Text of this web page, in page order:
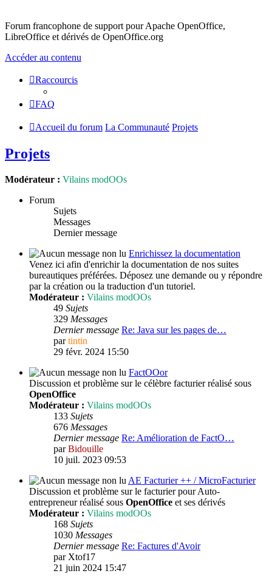
Forum francophone de support pour Apache OpenOffice,
LibreOffice et dérivés de OpenOffice.org
Accéder au contenu
Raccourcis
FAQ
Accueil du forum La Communauté Projets
Projets
Modérateur : Vilains modOOs
Forum
Sujets
Messages
Dernier message
Enrichissez la documentation
Venez ici afin d'enrichir la documentation de nos suites
bureautiques préférées. Déposez une demande ou y répondre
par la création ou la traduction d'un tutoriel.
Modérateur : Vilains modOOs
49 Sujets
329 Messages
Dernier message Re: Java sur les pages de…
partintin
29 févr. 2024 15:50
FactOOor
Discussion et problème sur le célèbre facturier réalisé sous
OpenOffice
Modérateur : Vilains modOOs
133 Sujets
676 Messages
Dernier message Re: Amélioration de FactO…
parBidouille
10 juil. 2023 09:53
AE Facturier ++ / MicroFacturier
Discussion et problème sur le facturier pour Auto-
entrepreneur réalisé sous OpenOffice et ses dérivés
Modérateur : Vilains modOOs
168 Sujets
1030 Messages
Dernier message Re: Factures d'Avoir
par Xtof17
21 juin 2024 15:47